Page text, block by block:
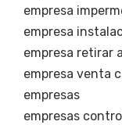
empresa
empresa
empresa retirar
empresa venta
empresas
empresas